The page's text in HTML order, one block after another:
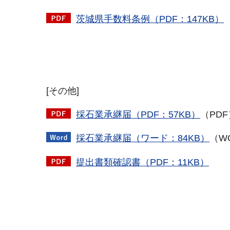
茨城県手数料条例（PDF：147KB）
[その他]
採石業承継届（PDF：57KB） （ PDF
採石業承継届（ワード：84KB） （
提出書類確認書（PDF：11KB）